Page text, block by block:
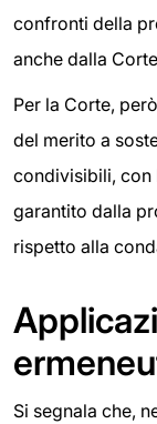
confronti della
anche dalla
Per la Corte,
del merito a
condivisibili, con
garantito dalla
rispetto alla
Si segnala che,